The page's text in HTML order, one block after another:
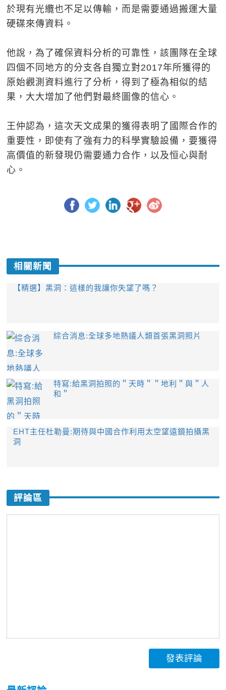
於現有光纜也不足以傳輸，而是需要通過搬運大量
硬碟來傳資料。
他說，為了確保資料分析的可靠性，該團隊在全球
四個不同地方的分支各自獨立對2017年所獲得的
原始觀測資料進行了分析，得到了極為相似的結
果，大大增加了他們對最終圖像的信心。
王仲認為，這次天文成果的獲得表明了國際合作的
重要性，即使有了強有力的科學實驗設備，要獲得
高價值的新發現仍需要通力合作，以及恒心與耐
心。
相關新聞
【精選】黑洞：這樣的我讓你失望了嗎？
綜合消息:全球多地熱議人類首張黑洞照片
特寫:給黑洞拍照的＂天時＂＂地利＂與＂人
和＂
EHT主任杜勒曼:期待與中國合作利用太空望遠鏡拍攝黑
洞
評論區
發表評論